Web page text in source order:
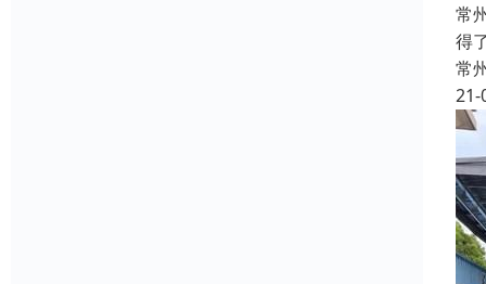
常
得
常
21-